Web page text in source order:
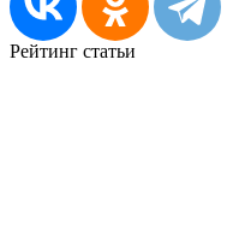
Рейтинг статьи